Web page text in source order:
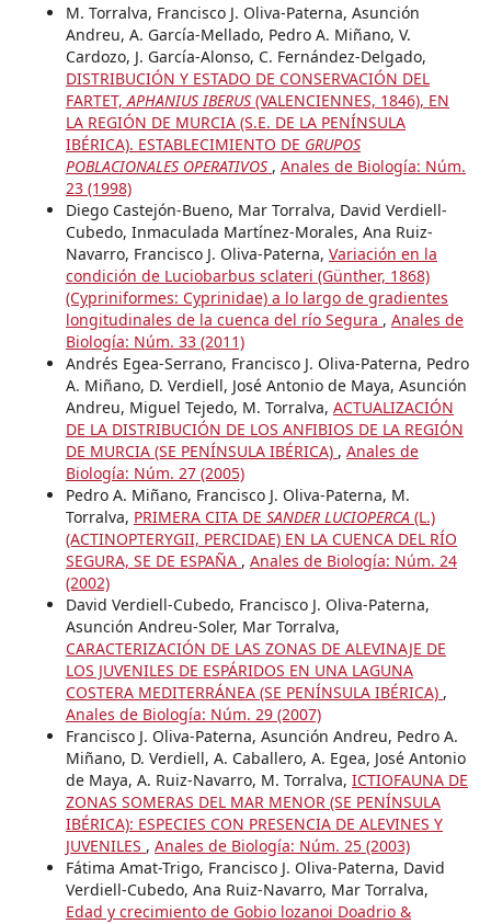
M. Torralva, Francisco J. Oliva-Paterna, Asunción
Andreu, A. García-Mellado, Pedro A. Miñano, V.
Cardozo, J. García-Alonso, C. Fernández-Delgado,
DISTRIBUCIÓN Y ESTADO DE CONSERVACIÓN DEL
FARTET,APHANIUS IBERUS (VALENCIENNES, 1846), EN
LA REGIÓN DE MURCIA (S.E. DE LA PENÍNSULA
IBÉRICA). ESTABLECIMIENTO DE GRUPOS
POBLACIONALES OPERATIVOS , Anales de Biología: Núm.
23 (1998)
Diego Castejón-Bueno, Mar Torralva, David Verdiell-
Cubedo, Inmaculada Martínez-Morales, Ana Ruiz-
Navarro, Francisco J. Oliva-Paterna, Variación en la
condición de Luciobarbus sclateri (Günther, 1868)
(Cypriniformes: Cyprinidae) a lo largo de gradientes
longitudinales de la cuenca del río Segura , Anales de
Biología: Núm. 33 (2011)
Andrés Egea-Serrano, Francisco J. Oliva-Paterna, Pedro
A. Miñano, D. Verdiell, José Antonio de Maya, Asunción
Andreu, Miguel Tejedo, M. Torralva, ACTUALIZACIÓN
DE LA DISTRIBUCIÓN DE LOS ANFIBIOS DE LA REGIÓN
DE MURCIA (SE PENÍNSULA IBÉRICA) , Anales de
Biología: Núm. 27 (2005)
Pedro A. Miñano, Francisco J. Oliva-Paterna, M.
Torralva, PRIMERA CITA DE SANDER LUCIOPERCA (L.)
(ACTINOPTERYGII, PERCIDAE) EN LA CUENCA DEL RÍO
SEGURA, SE DE ESPAÑA , Anales de Biología: Núm. 24
(2002)
David Verdiell-Cubedo, Francisco J. Oliva-Paterna,
Asunción Andreu-Soler, Mar Torralva,
CARACTERIZACIÓN DE LAS ZONAS DE ALEVINAJE DE
LOS JUVENILES DE ESPÁRIDOS EN UNA LAGUNA
COSTERA MEDITERRÁNEA (SE PENÍNSULA IBÉRICA) ,
Anales de Biología: Núm. 29 (2007)
Francisco J. Oliva-Paterna, Asunción Andreu, Pedro A.
Miñano, D. Verdiell, A. Caballero, A. Egea, José Antonio
de Maya, A. Ruiz-Navarro, M. Torralva, ICTIOFAUNA DE
ZONAS SOMERAS DEL MAR MENOR (SE PENÍNSULA
IBÉRICA): ESPECIES CON PRESENCIA DE ALEVINES Y
JUVENILES , Anales de Biología: Núm. 25 (2003)
Fátima Amat-Trigo, Francisco J. Oliva-Paterna, David
Verdiell-Cubedo, Ana Ruiz-Navarro, Mar Torralva,
Edad y crecimiento de Gobio lozanoi Doadrio &